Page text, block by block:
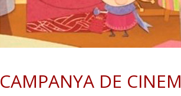
CAMPANYA DE